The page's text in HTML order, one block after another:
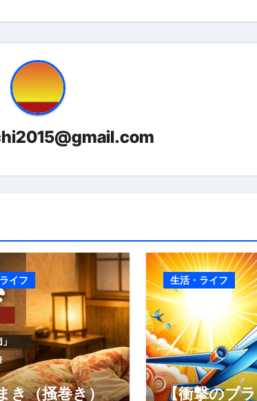
ミスト（IN MIST）とは何か──「飲む」という
じゃない。日常の“重だるさ”を軽くする選択肢
スマホ対応・防寒・撥水・作業用（ニトリル/ビ
へのやさしさ・防水・充電方式まで失敗しない選
高級クリッパー・ニッパー・電動まで、硬い爪／
が生んだ“完成された保存食文化”
け甘くする、現代スイーツ文化のすべて ―
災意識を日常に変える地震対策ステッカー
イフ
き（掻巻き）
生活・ライフ
【衝撃のブ